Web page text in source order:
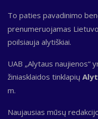
To paties pavadinimo
prenumeruojamas
poilsiauja alytiškiai.
UAB „Alytaus naujienos“
žiniasklaidos tinklapių
m.
Naujausias mūsų